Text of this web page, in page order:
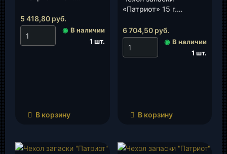
шт.
5 418,80 руб.
◉ В наличии
1 шт.
В корзину
«Патриот» 15 г.
шт.
6 704,50 руб.
◉ В наличии
1 шт.
В корзину